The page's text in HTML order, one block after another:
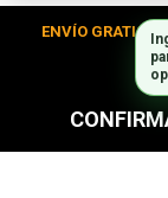
ENVÍO GRATIS